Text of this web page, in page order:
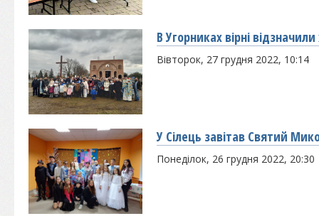
В Угорниках вірні
Вівторок, 27 грудня 2022, 10:14
У Сілець завітав Святий
Понеділок, 26 грудня 2022, 20:30